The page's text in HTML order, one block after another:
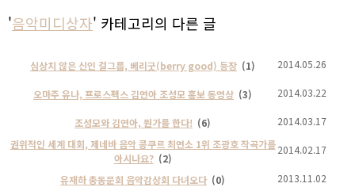
'음악미디상자' 카테고리의 다른 글
심상치 않은 신인 걸그룹, 베리굿(berry good) 등장 (1) 2014.05.26
오마주 유나, 프로스펙스 김연아 조성모 홍보 동영상 (3) 2014.03.22
조성모와 김연아, 뭔가를 한다! (6)
2014.03.17
권위적인 세계 대회, 제네바 음악 콩쿠르 최연소 1위 조광호 작곡가를
아시나요? (2)
2014.02.17
유재하 총동문회 음악감상회 다녀오다 (0) 2013.11.02